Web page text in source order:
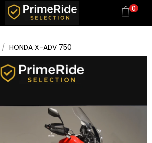
0
HONDA X-ADV 750